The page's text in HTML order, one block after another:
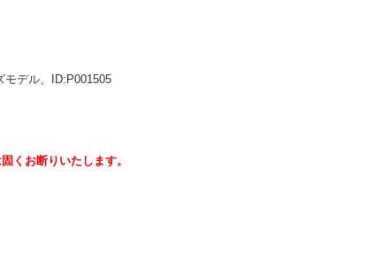
デル、ID:P001505
くお断りいたします。